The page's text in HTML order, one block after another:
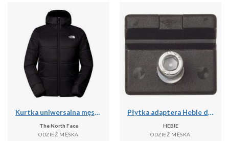
Kurtka uniwersalna męska The North Face Quest Ins
The North Face
ODZIEŻ MĘSKA
Płytka adaptera Hebie do podwójnej stopki
HEBIE
ODZIEŻ MĘSKA